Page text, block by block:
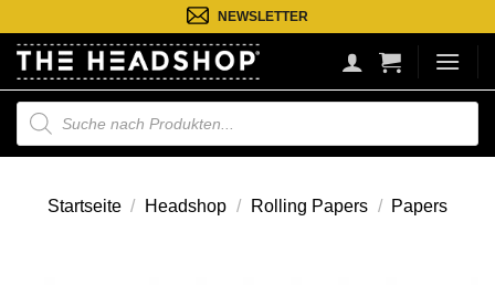
Inhalt
springen
NEWSLETTER
Suche
nach
Produkten
Startseite / Headshop / Rolling Papers / Papers